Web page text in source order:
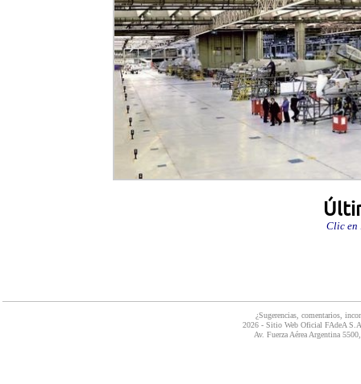
Clic en
¿Sugerencias, comentarios,
2026 - Sitio Web Oficial FAdeA
Av. Fuerza Aérea Argentina